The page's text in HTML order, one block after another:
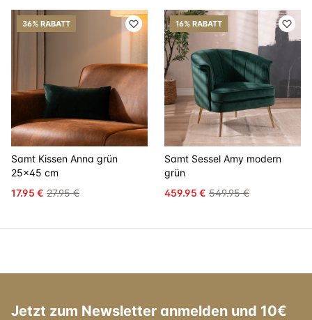
36% RABATT
Samt Kissen Anna grün
25x45 cm
17.95 € 27.95 €
16% RABATT
Samt Sessel Amy modern
grün
459.95 € 549.95 €
Jetzt zum Newsletter anmelden und 10€